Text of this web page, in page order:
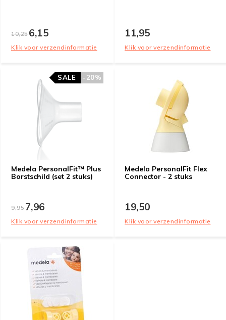
10,256,15
Klik voor verzendinformatie
11,95
Klik voor verzendinformatie
Medela PersonalFit™ Plus
Borstschild (set 2 stuks)
-20%
SALE
9,957,96
Klik voor verzendinformatie
Medela PersonalFit Flex
Connector - 2 stuks
19,50
Klik voor verzendinformatie